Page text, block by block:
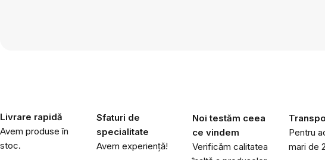
Livrare rapidă
Avem produse în
stoc.
Sfaturi de
specialitate
Avem experiență!
Noi testăm ceea
ce vindem
Verificăm calitatea
Pentru
mari de